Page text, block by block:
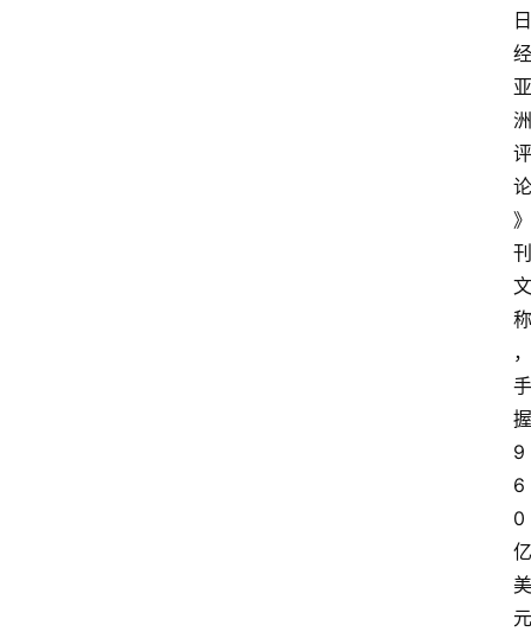
日
经
亚
洲
评
论
》
刊
文
称
，
手
握
9
6
0
亿
美
元